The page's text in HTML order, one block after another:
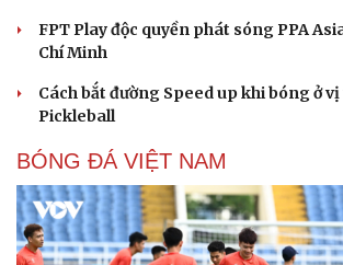
FPT Play độc quyền phát sóng PPA
Chí Minh
Cách bắt đường Speed up khi bóng ở
Pickleball
BÓNG ĐÁ VIỆT NAM